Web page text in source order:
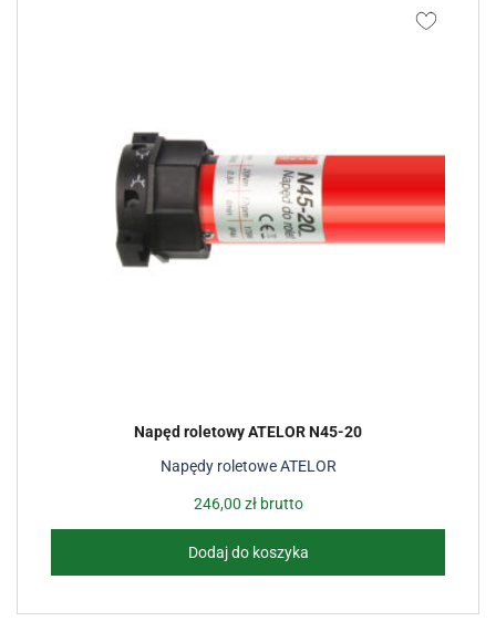
Napędy roletowe ATELOR
Napęd roletowy ATELOR N45-20
246,00 złbrutto
Dodaj do koszyka